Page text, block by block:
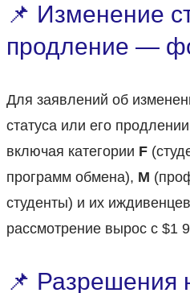
📌 Изменение
продление —
Для заявлений об
статуса или его
включая категории F
программ обмена), M
студенты) и их
рассмотрение вырос с $1
📌 Разрешения